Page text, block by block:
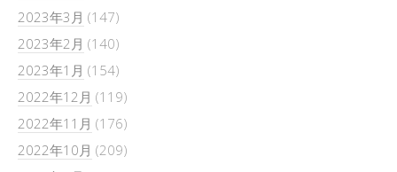
2023年3月 (147)
2023年2月 (140)
2023年1月 (154)
2022年12月 (119)
2022年11月 (176)
2022年10月 (209)